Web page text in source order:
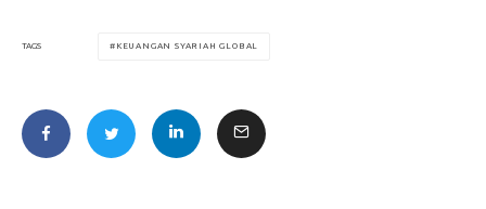
TAGS KEUANGAN SYARIAH GLOBAL